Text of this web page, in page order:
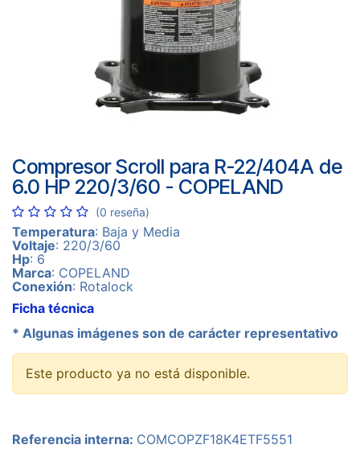
Compresor Scroll para R-22/404A de
6.0 HP 220/3/60 - COPELAND
(0 reseña)
Temperatura: Baja y Media
Voltaje: 220/3/60
Hp: 6
Marca: COPELAND
Conexión: Rotalock
Ficha técnica
* Algunas imágenes son de carácter representativo
Este producto ya no está disponible.
Referencia interna: COMCOPZF18K4ETF5551